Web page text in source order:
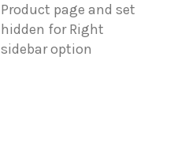
Product page and set
hidden for Right
sidebar option